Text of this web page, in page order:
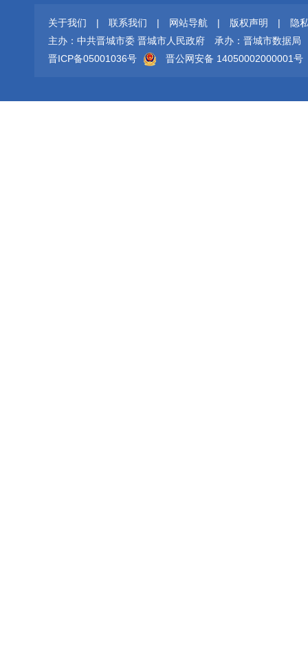
关于我们 | 联系我们 | 网站导航 | 版权声明 |
隐
主办：中共晋城市委 晋城市人民政府
承办：晋城市数据局
晋ICP备05001036号
晋公网安备 14050002000001号